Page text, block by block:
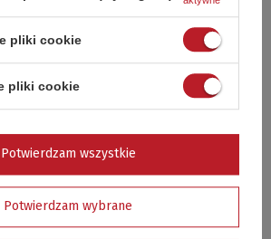
zabrudzenia
Tak
śr. 60 x 90 cm
pliki cookie
pliki cookie
Potwierdzam wybrane
Potwierdzam wszystkie